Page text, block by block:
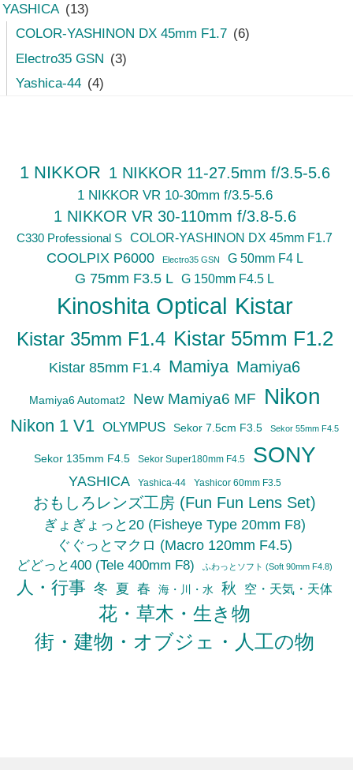
YASHICA (13)
COLOR-YASHINON DX 45mm F1.7 (6)
Electro35 GSN (3)
Yashica-44 (4)
1 NIKKOR 1 NIKKOR 11-27.5mm f/3.5-5.6
1 NIKKOR VR 10-30mm f/3.5-5.6
1 NIKKOR VR 30-110mm f/3.8-5.6
C330 Professional S COLOR-YASHINON DX 45mm F1.7
COOLPIX P6000 Electro35 GSN G 50mm F4 L
G 75mm F3.5 L G 150mm F4.5 L
Kinoshita Optical Kistar
Kistar 35mm F1.4 Kistar 55mm F1.2
Kistar 85mm F1.4 Mamiya Mamiya6
Mamiya6 Automat2 New Mamiya6 MF Nikon
Nikon 1 V1 OLYMPUS Sekor 7.5cm F3.5 Sekor 55mm F4.5
Sekor 135mm F4.5 Sekor Super180mm F4.5 SONY
YASHICA Yashica-44 Yashicor 60mm F3.5
おもしろレンズ工房 (Fun Fun Lens Set)
ぎょぎょっと20 (Fisheye Type 20mm F8)
ぐぐっとマクロ (Macro 120mm F4.5)
どどっと400 (Tele 400mm F8) ふわっとソフト (Soft 90mm F4.8)
人・行事 冬 夏 春 海・川・水 秋 空・天気・天体
花・草木・生き物
街・建物・オブジェ・人工の物